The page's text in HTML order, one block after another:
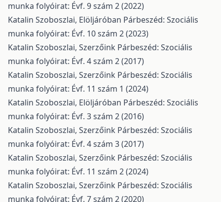
munka folyóirat: Évf. 9 szám 2 (2022)
Katalin Szoboszlai, Elöljáróban Párbeszéd: Szociális
munka folyóirat: Évf. 10 szám 2 (2023)
Katalin Szoboszlai, Szerzőink Párbeszéd: Szociális
munka folyóirat: Évf. 4 szám 2 (2017)
Katalin Szoboszlai, Szerzőink Párbeszéd: Szociális
munka folyóirat: Évf. 11 szám 1 (2024)
Katalin Szoboszlai, Elöljáróban Párbeszéd: Szociális
munka folyóirat: Évf. 3 szám 2 (2016)
Katalin Szoboszlai, Szerzőink Párbeszéd: Szociális
munka folyóirat: Évf. 4 szám 3 (2017)
Katalin Szoboszlai, Szerzőink Párbeszéd: Szociális
munka folyóirat: Évf. 11 szám 2 (2024)
Katalin Szoboszlai, Szerzőink Párbeszéd: Szociális
munka folyóirat: Évf. 7 szám 2 (2020)